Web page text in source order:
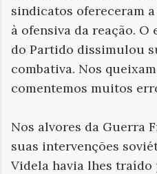
sindicatos ofereceram
à ofensiva da reação.
do Partido dissimulou
combativa. Nos
comentemos muitos
Nos alvores da Guerra
suas intervenções
Videla havia lhes traído